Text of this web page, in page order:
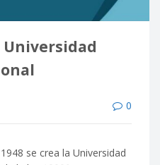
0
se crea la Universidad